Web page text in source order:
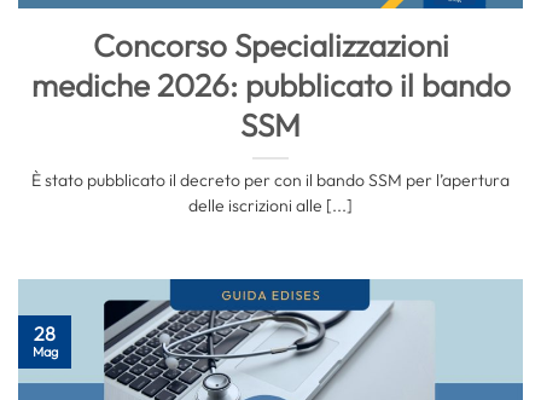
Concorso Specializzazioni
mediche 2026: pubblicato il bando
SSM
È stato pubblicato il decreto per con il bando SSM per l’apertura
delle iscrizioni alle [...]
28
Mag